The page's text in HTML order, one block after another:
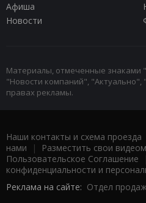
Афиша
Новости
Материалы, отмеченные знаками
"Новости компаний", "Актуально",
правах рекламы.
Наши контакты и схема проезда
нами | Разместить свои
Пользовательское Соглашение
конфиденциальности и
Реклама на сайте: Отдел